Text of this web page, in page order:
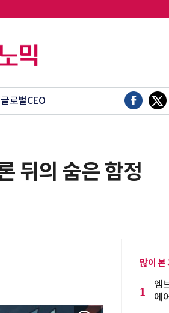
글로벌CEO
뒤의 숨은 함정
많이 본
1
엠
에